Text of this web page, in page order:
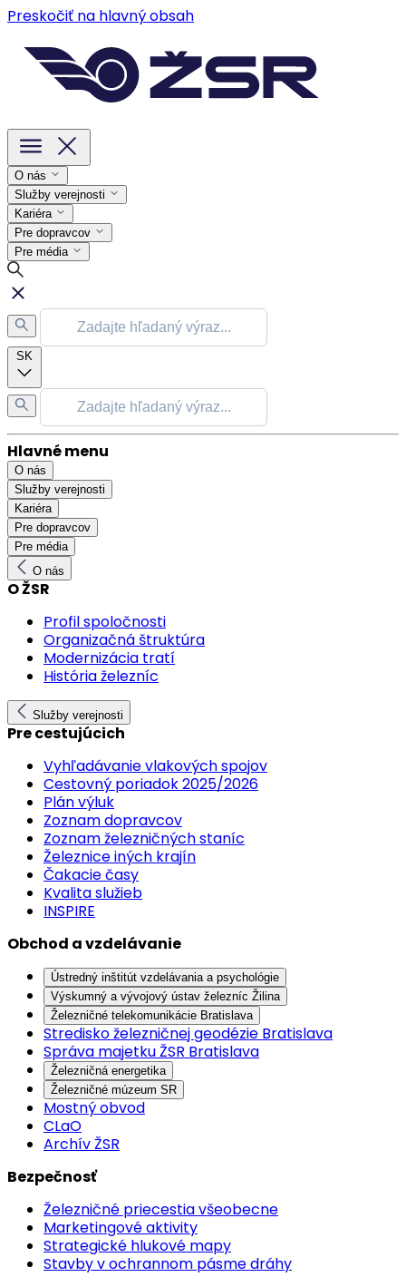
Preskočiť na hlavný obsah
O nás
Služby verejnosti
Kariéra
Pre dopravcov
Pre média
SK
Hlavné menu
O nás
Služby verejnosti
Kariéra
Pre dopravcov
Pre média
O nás
O ŽSR
Profil spoločnosti
Organizačná štruktúra
Modernizácia tratí
História železníc
Služby verejnosti
Pre cestujúcich
Vyhľadávanie vlakových spojov
Cestovný poriadok 2025/2026
Plán výluk
Zoznam dopravcov
Zoznam železničných staníc
Železnice iných krajín
Čakacie časy
Kvalita služieb
INSPIRE
Obchod a vzdelávanie
Ústredný inštitút vzdelávania a psychológie
Výskumný a vývojový ústav železníc Žilina
Železničné telekomunikácie Bratislava
Stredisko železničnej geodézie Bratislava
Správa majetku ŽSR Bratislava
Železničná energetika
Železničné múzeum SR
Mostný obvod
CLaO
Archív ŽSR
Bezpečnosť
Železničné priecestia všeobecne
Marketingové aktivity
Strategické hlukové mapy
Stavby v ochrannom pásme dráhy